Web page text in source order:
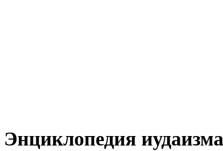
Энциклопедия иудаизма